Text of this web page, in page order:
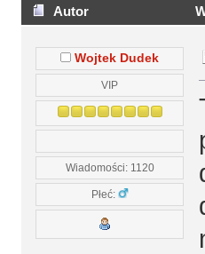
Autor
Wojtek Dudek
VIP
Wiadomości: 1120
Płeć: